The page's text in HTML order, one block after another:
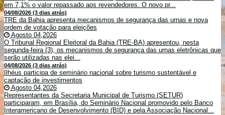
em 7,1% o valor repassado aos revendedores. O novo pr...
04/08/2026 (3 dias atrás)
TRE da Bahia apresenta mecanismos de segurança das urnas e nova
ordem de votação para eleições
Agosto 04,2026
O Tribunal Regional Eleitoral da Bahia (TRE-BA) apresentou, nesta
segunda-feira (3), os mecanismos de segurança das urnas eletrônicas que
serão utilizadas nas elei...
04/08/2026 (3 dias atrás)
Ilhéus participa de seminário nacional sobre turismo sustentável e
captação de investimentos
Agosto 04,2026
Representantes da Secretaria Municipal de Turismo (SETUR)
participaram, em Brasília, do Seminário Nacional promovido pelo Banco
Interamericano de Desenvolvimento (BID) e pela Associação Nacional...